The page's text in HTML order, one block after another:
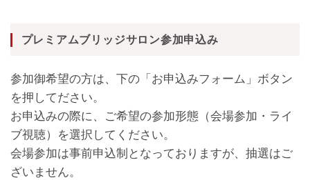
プレミアムブリッジサロン参加申込み
参加御希望の方は、下の「お申込みフォーム」ボタン
を押してださい。
お申込みの際に、ご希望の参加形態（会場参加・ライ
ブ視聴）を選択してください。
会場参加は事前申込制となっておりますが、抽選はご
ざいません。